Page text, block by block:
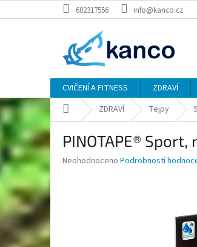
na
602317556 info@kanco.cz
CVIČENÍ A FITNESS ZDRAVÍ
Domů ZDRAVÍ Tejpy
PINOTAPE®
Průměrné
Neohodnoceno Podrobnosti